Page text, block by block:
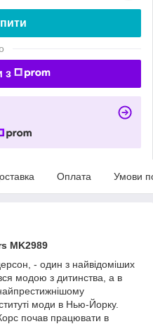
з
Оплата Умови
MK2989
- один з найвідоміших
модою з дитинства, а в
моди в Нью-Йорку.
почав працювати в